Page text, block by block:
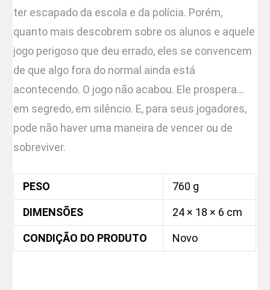
ter escapado da escola e da polícia. Porém,
quanto mais descobrem sobre os alunos e aquele
jogo perigoso que deu errado, eles se convencem
de que algo fora do normal ainda está
acontecendo. O jogo não acabou. Ele prospera…
em segredo, em silêncio. E, para seus jogadores,
pode não haver uma maneira de vencer ou de
sobreviver.
PESO 760 g
DIMENSÕES 24 × 18 × 6 cm
CONDIÇÃO DO PRODUTO Novo